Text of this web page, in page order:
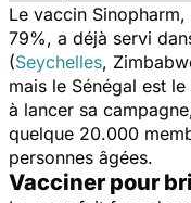
Le vaccin
79%, a déjà servi
(Seychelles,
mais le Sénégal est
à lancer sa
quelque 20.000
personnes âgées.
Vacciner pour